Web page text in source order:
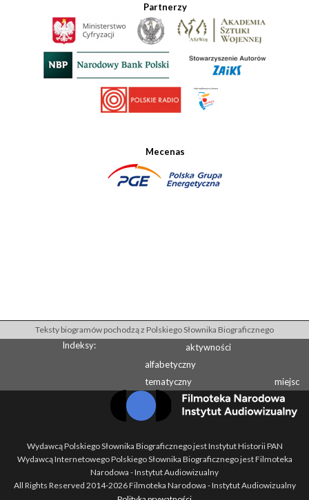
Partnerzy
Mecenas
Teksty biogramów pochodzą z Polskiego Słownika Biograficznego
Indeksy:
aktywności
alfabetyczny
tematyczny
miejsc
Wydawcą Polskiego Słownika Biograficznego jest Instytut Historii PAN
Wydawcą Internetowego Polskiego Słownika Biograficznego jest Filmoteka
Narodowa - Instytut Audiowizualny
All Rights Reserved 2014-2026Filmoteka Narodowa - Instytut Audiowizualny